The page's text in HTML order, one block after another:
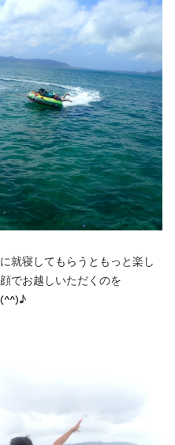
就寝してもらうともっと楽し
でお越しいただくのを